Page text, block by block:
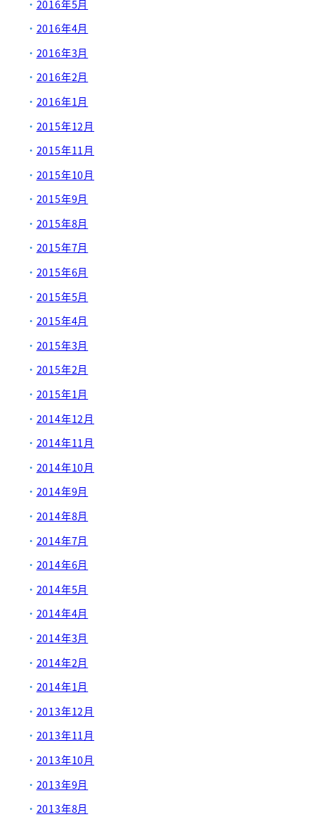
2016年5月
2016年4月
2016年3月
2016年2月
2016年1月
2015年12月
2015年11月
2015年10月
2015年9月
2015年8月
2015年7月
2015年6月
2015年5月
2015年4月
2015年3月
2015年2月
2015年1月
2014年12月
2014年11月
2014年10月
2014年9月
2014年8月
2014年7月
2014年6月
2014年5月
2014年4月
2014年3月
2014年2月
2014年1月
2013年12月
2013年11月
2013年10月
2013年9月
2013年8月